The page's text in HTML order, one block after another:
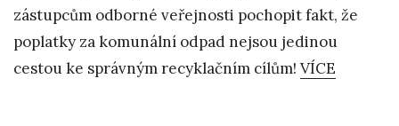
zástupcům odborné veřejnosti pochopit fakt, že
poplatky za komunální odpad nejsou jedinou
cestou ke správným recyklačním cílům! VÍCE